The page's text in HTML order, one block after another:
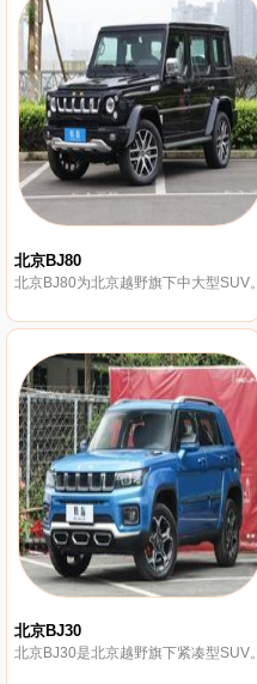
北京BJ80
北京BJ80为北京越野旗下中大型SUV。
北京BJ30
北京BJ30是北京越野旗下紧凑型SUV。